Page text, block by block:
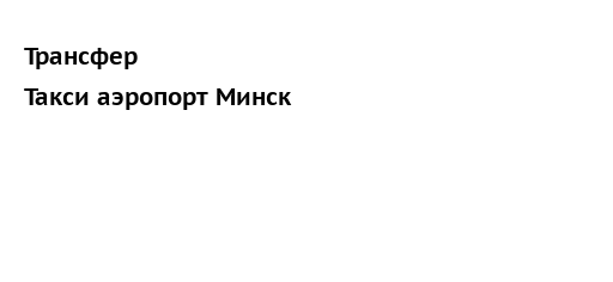
Трансфер
Такси аэропорт Минск